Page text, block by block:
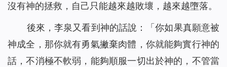
沒有神的拯救，自己只能越來越敗壞，越來越墮落。
後來，李泉又看到神的話說：「你如果真願意被
神成全，那你就有勇氣撇棄肉體，你就能夠實行神的
話，不消極不軟弱，能夠順服一切出於神的，不管當